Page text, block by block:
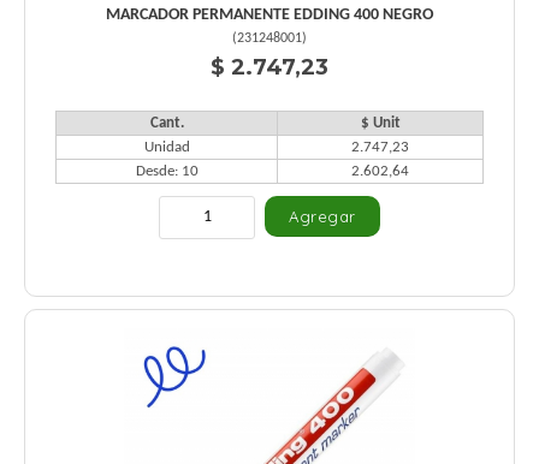
MARCADOR PERMANENTE EDDING 400 NEGRO
(231248001)
$ 2.747,23
Cant.
$ Unit
Unidad
2.747,23
Desde: 10
2.602,64